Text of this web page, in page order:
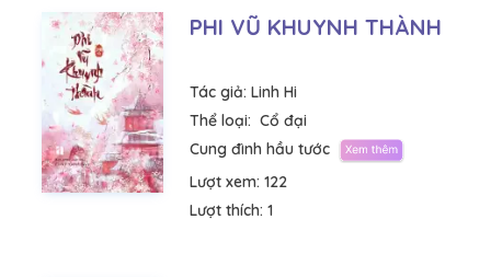
PHI VŨ KHUYNH THÀNH
Tác giả: Linh Hi
Thể loại: Cổ đại
Cung đình hầu tước
Lượt xem: 122
Lượt thích: 1